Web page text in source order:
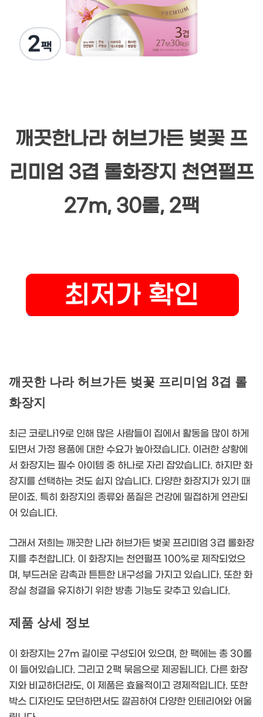
깨끗한나라 허브가든 벚꽃 프
리미엄 3겹 롤화장지 천연펄프
27m, 30롤, 2팩
깨끗한 나라 허브가든 벚꽃 프리미엄 3겹 롤
화장지
최근 코로나19로 인해 많은 사람들이 집에서 활동을 많이 하게
되면서 가정 용품에 대한 수요가 높아졌습니다. 이러한 상황에
서 화장지는 필수 아이템 중 하나로 자리 잡았습니다. 하지만 화
장지를 선택하는 것도 쉽지 않습니다. 다양한 화장지가 있기 때
문이죠. 특히 화장지의 종류와 품질은 건강에 밀접하게 연관되
어 있습니다.
그래서 저희는 깨끗한 나라 허브가든 벚꽃 프리미엄 3겹 롤화장
지를 추천합니다. 이 화장지는 천연펄프 100%로 제작되었으
며, 부드러운 감촉과 튼튼한 내구성을 가지고 있습니다. 또한 화
장실 청결을 유지하기 위한 방총 기능도 갖추고 있습니다.
제품 상세 정보
이 화장지는 27m 길이로 구성되어 있으며, 한 팩에는 총 30롤
이 들어있습니다. 그리고 2팩 묶음으로 제공됩니다. 다른 화장
지와 비교하더라도, 이 제품은 효율적이고 경제적입니다. 또한
박스 디자인도 모던하면서도 깔끔하여 다양한 인테리어와 어울